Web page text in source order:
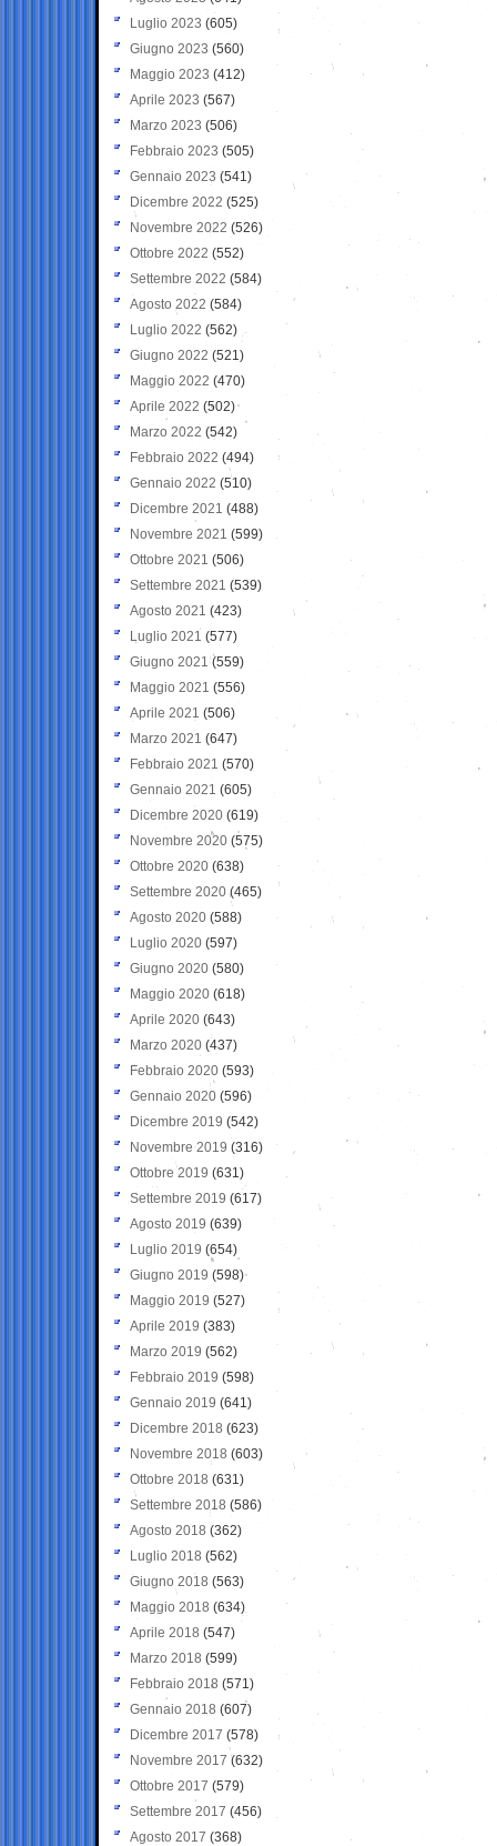
Luglio 2023 (605)
Giugno 2023 (560)
Maggio 2023 (412)
Aprile 2023 (567)
Marzo 2023 (506)
Febbraio 2023 (505)
Gennaio 2023 (541)
Dicembre 2022 (525)
Novembre 2022 (526)
Ottobre 2022 (552)
Settembre 2022 (584)
Agosto 2022 (584)
Luglio 2022 (562)
Giugno 2022 (521)
Maggio 2022 (470)
Aprile 2022 (502)
Marzo 2022 (542)
Febbraio 2022 (494)
Gennaio 2022 (510)
Dicembre 2021 (488)
Novembre 2021 (599)
Ottobre 2021 (506)
Settembre 2021 (539)
Agosto 2021 (423)
Luglio 2021 (577)
Giugno 2021(559)
Maggio 2021 (556)
Aprile 2021 (506)
Marzo 2021 (647)
Febbraio 2021 (570)
Gennaio 2021 (605)
Dicembre 2020 (619)
Novembre 2020 (575)
Ottobre 2020 (638)
Settembre 2020(465)
Agosto 2020 (588)
Luglio 2020 (597)
Giugno 2020 (580)
Maggio 2020 (618)
Aprile 2020 (643)
Marzo 2020 (437)
Febbraio 2020 (593)
Gennaio 2020 (596)
Dicembre 2019 (542)
Novembre 2019 (316)
Ottobre 2019 (631)
Settembre 2019 (617)
Agosto 2019 (639)
Luglio 2019 (654)
Giugno 2019 (598)
Maggio 2019 (527)
Aprile 2019 (383)
Marzo 2019 (562)
Febbraio 2019 (598)
Gennaio 2019 (641)
Dicembre 2018 (623)
Novembre 2018 (603)
Ottobre 2018 (631)
Settembre 2018 (586)
Agosto 2018 (362)
Luglio 2018 (562)
Giugno 2018 (563)
Maggio 2018 (634)
Aprile 2018 (547)
Marzo 2018 (599)
Febbraio 2018 (571)
Gennaio 2018 (607)
Dicembre 2017 (578)
Novembre 2017 (632)
Ottobre 2017 (579)
Settembre 2017 (456)
Agosto 2017 (368)